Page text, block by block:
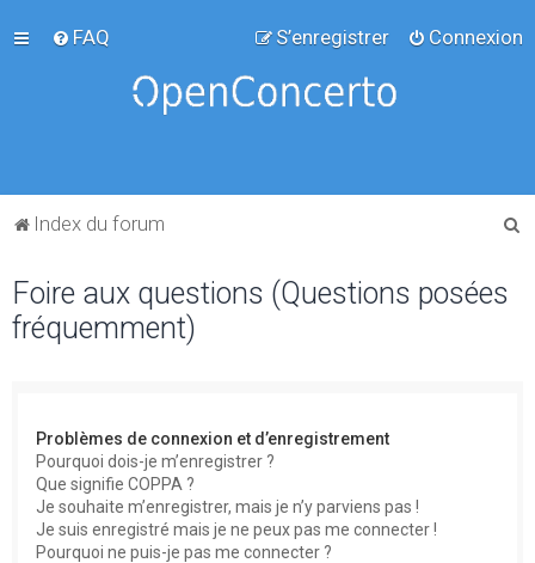
FAQ Connexion
S’enregistrer
Index du forum
Foire aux questions (Questions posées
fréquemment)
Problèmes de connexion et d’enregistrement
Pourquoi dois-je m’enregistrer ?
Que signifie COPPA ?
Je souhaite m’enregistrer, mais je n’y parviens pas !
Je suis enregistré mais je ne peux pas me connecter !
Pourquoi ne puis-je pas me connecter ?